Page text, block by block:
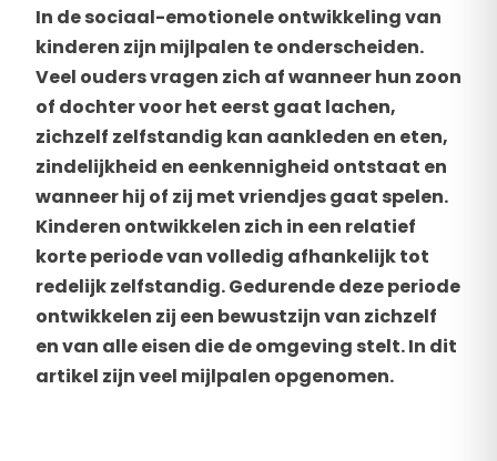
In de sociaal-emotionele ontwikkeling van
kinderen zijn mijlpalen te onderscheiden.
Veel ouders vragen zich af wanneer hun zoon
of dochter voor het eerst gaat lachen,
zichzelf zelfstandig kan aankleden en eten,
zindelijkheid en eenkennigheid ontstaat en
wanneer hij of zij met vriendjes gaat spelen.
Kinderen ontwikkelen zich in een relatief
korte periode van volledig afhankelijk tot
redelijk zelfstandig. Gedurende deze periode
ontwikkelen zij een bewustzijn van zichzelf
en van alle eisen die de omgeving stelt. In dit
artikel zijn veel mijlpalen opgenomen.